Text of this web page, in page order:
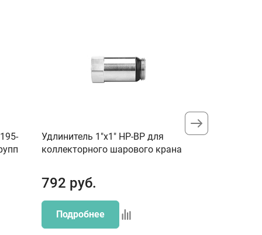
Удлинитель 1"х1" НР-ВР для
коллекторного шарового крана
792 руб.
Подробнее